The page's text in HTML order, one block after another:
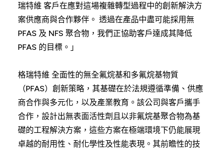
瑞特維 客戶在應對這場複雜轉型過程中的創新解決方
案供應商與合作夥伴。 透過在產品中盡可能採用無
PFAS 及 NFS 聚合物，我們正協助客戶達成其降低
PFAS 的目標。」
格瑞特維 全面性的無全氟烷基和多氟烷基物質
（PFAS）創新策略，其基礎在於法規遵循準備、供應
商合作與多元化，以及產業教育。該公司與客戶攜手
合作，設計出無表面活性劑且以非氟烷基聚合物為基
礎的工程解決方案，這些方案在極端環境下仍能展現
卓越的耐用性、耐化學性及性能表現。其前瞻性的技